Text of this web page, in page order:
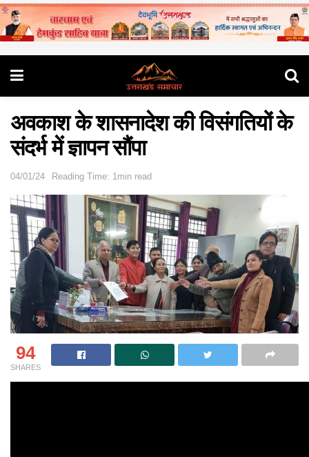
अवकाश के शासनादेश की विसंगतियों के
संदर्भ में ज्ञापन सौंपा
04/01/24 Reading Time: 1min read
94
SHARES